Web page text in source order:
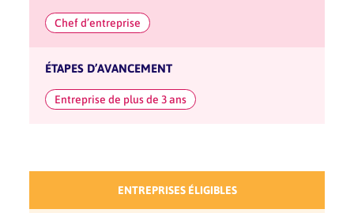
Chef d’entreprise
ÉTAPES D’AVANCEMENT
Entreprise de plus de 3 ans
ENTREPRISES ÉLIGIBLES